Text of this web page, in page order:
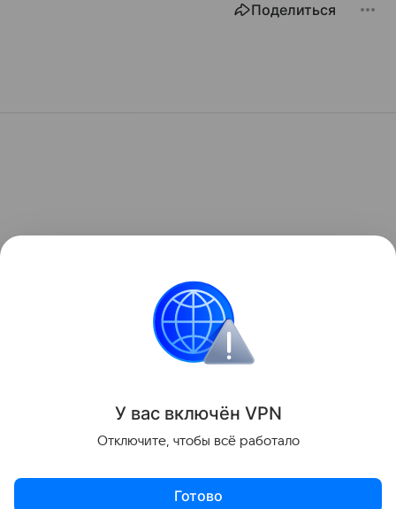
Поделиться
У вас включён VPN
Отключите, чтобы всё работало
Готово